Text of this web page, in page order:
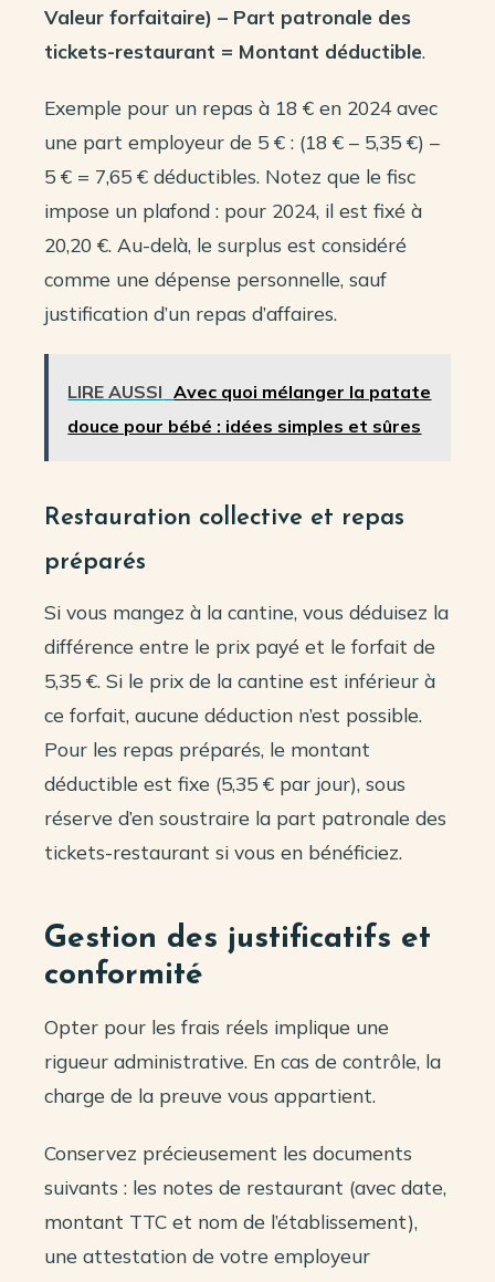
Valeur forfaitaire) – Part patronale des
tickets-restaurant = Montant déductible.
Exemple pour un repas à 18 € en 2024 avec
une part employeur de 5 € : (18 € – 5,35 €) –
5 € = 7,65 € déductibles. Notez que le fisc
impose un plafond : pour 2024, il est fixé à
20,20 €. Au-delà, le surplus est considéré
comme une dépense personnelle, sauf
justification d’un repas d’affaires.
LIRE AUSSI Avec quoi mélanger la patate
douce pour bébé : idées simples et sûres
Restauration collective et repas
préparés
Si vous mangez à la cantine, vous déduisez la
différence entre le prix payé et le forfait de
5,35 €. Si le prix de la cantine est inférieur à
ce forfait, aucune déduction n’est possible.
Pour les repas préparés, le montant
déductible est fixe (5,35 € par jour), sous
réserve d’en soustraire la part patronale des
tickets-restaurant si vous en bénéficiez.
Gestion des justificatifs et
conformité
Opter pour les frais réels implique une
rigueur administrative. En cas de contrôle, la
charge de la preuve vous appartient.
Conservez précieusement les documents
suivants : les notes de restaurant (avec date,
montant TTC et nom de l’établissement),
une attestation de votre employeur